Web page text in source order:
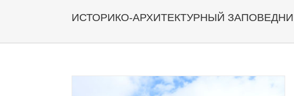
ИСТОРИКО-АРХИТЕКТУРНЫЙ